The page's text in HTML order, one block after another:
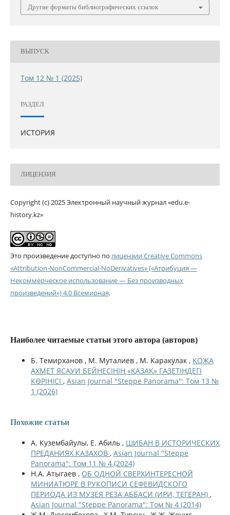
Другие форматы библиографических ссылок
ВЫПУСК
Том 12 № 1 (2025)
РАЗДЕЛ
ИСТОРИЯ
ЛИЦЕНЗИЯ
Copyright (c) 2025 Электронный научный журнал «edu.e-
history.kz»
Это произведение доступно по лицензии Creative Commons
«Attribution-NonCommercial-NoDerivatives» («Атрибуция —
Некоммерческое использование — Без производных
произведений») 4.0 Всемирная.
Наиболее читаемые статьи этого автора (авторов)
Б. Темирханов , М. Муталиев , М. Каракулак , ҚОЖА
АХМЕТ ЯСАУИ БЕЙНЕСІНІҢ «ҚАЗАҚ» ГАЗЕТІНДЕГІ
КӨРІНІСІ , Asian Journal "Steppe Panorama": Том 13 №
1 (2026)
Похожие статьи
А. Кузембайулы, Е. Абиль , ШИБАН В ИСТОРИЧЕСКИХ
ПРЕДАНИЯХ КАЗАХОВ , Asian Journal "Steppe
Panorama": Том 11 № 4 (2024)
Н.А. Атыгаев , ОБ ОДНОЙ СВЕРХИНТЕРЕСНОЙ
МИНИАТЮРЕ В РУКОПИСИ СЕФЕВИДСКОГО
ПЕРИОДА ИЗ МУЗЕЯ РЕЗА АББАСИ (ИРИ, ТЕГЕРАН) ,
Asian Journal "Steppe Panorama": Том № 4 (2014)